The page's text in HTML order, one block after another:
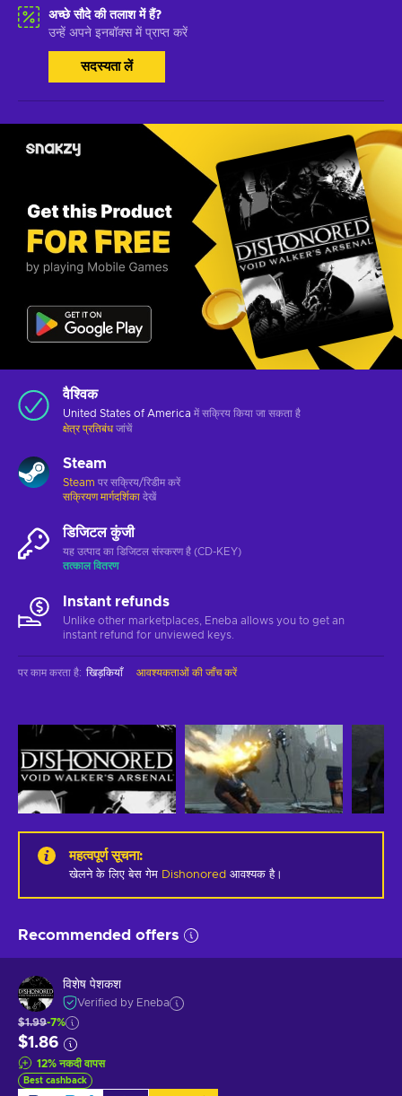
अच्छे सौदे की तलाश में हैं?
उन्हें अपने इनबॉक्स में प्राप्त करें
सदस्यता लें
वैश्विक
United States of America में सक्रिय किया जा सकता है
क्षेत्र प्रतिबंध जांचें
Steam
Steam पर सक्रिय/रिडीम करें
सक्रियण मार्गदर्शिका देखें
डिजिटल कुंजी
यह उत्पाद का डिजिटल संस्करण है (CD-KEY)
तत्काल वितरण
Instant refunds
Unlike other marketplaces, Eneba allows you to get an
instant refund for unviewed keys.
पर काम करता है: खिड़कियाँ आवश्यकताओं की जाँच करें
महत्वपूर्ण सूचना:
खेलने के लिए बेस गेम Dishonored आवश्यक है।
Recommended offers
विशेष पेशकश
Verified by Eneba
$1.99-7%
$1.86
12% नकदी वापस
Best cashback